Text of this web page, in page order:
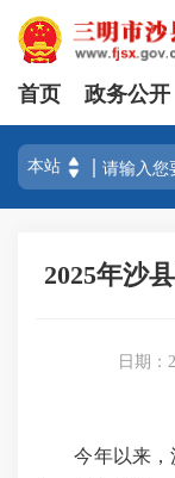
首页 政务公开
2025年沙
日期：
今年以来，沙